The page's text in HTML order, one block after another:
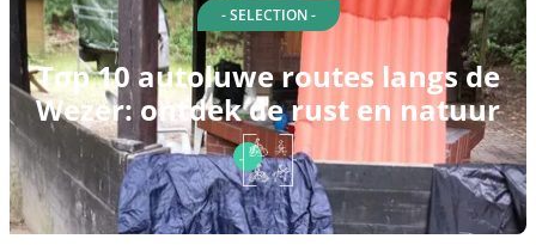
- SELECTION -
Top 10 autoluwe routes langs de
Wezer: ontdek de rust en natuur